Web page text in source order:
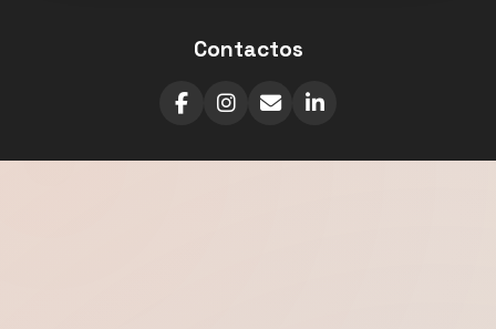
Contactos